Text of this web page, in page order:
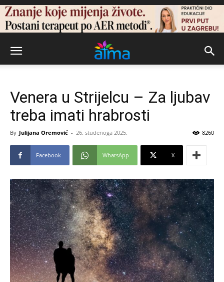
Venera u Strijelcu – Za ljubav
treba imati hrabrosti
By Julijana Oremović - 26. studenoga 2025. 8260
Facebook WhatsApp X